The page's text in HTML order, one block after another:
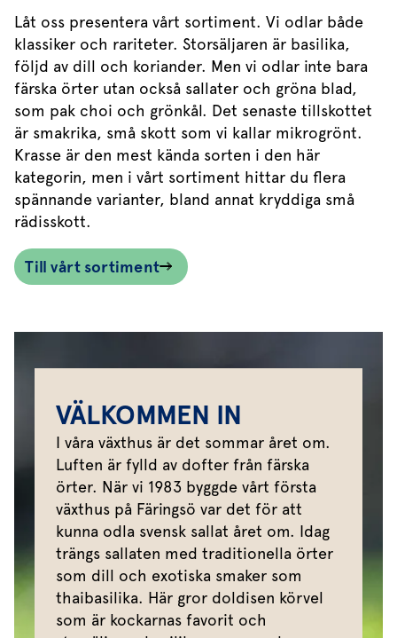
Låt oss presentera vårt sortiment. Vi odlar både
klassiker och rariteter. Storsäljaren är basilika,
följd av dill och koriander. Men vi odlar inte bara
färska örter utan också sallater och gröna blad,
som pak choi och grönkål. Det senaste tillskottet
är smakrika, små skott som vi kallar mikrogrönt.
Krasse är den mest kända sorten i den här
kategorin, men i vårt sortiment hittar du flera
spännande varianter, bland annat kryddiga små
rädisskott.
Till vårt sortiment
VÄLKOMMEN IN
I våra växthus är det sommar året om.
Luften är fylld av dofter från färska
örter. När vi 1983 byggde vårt första
växthus på Färingsö var det för att
kunna odla svensk sallat året om. Idag
trängs sallaten med traditionella örter
som dill och exotiska smaker som
thaibasilika. Här gror doldisen körvel
som är kockarnas favorit och